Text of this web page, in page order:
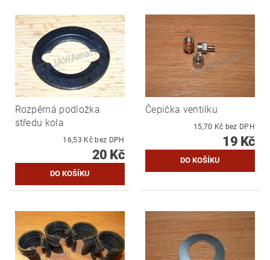
Rozpěrná podložka
středu kola
16,53 Kč bez DPH
20 Kč
Čepička ventilku
15,70 Kč bez DPH
19 Kč